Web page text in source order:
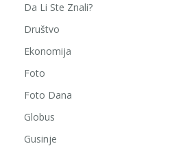
Da Li Ste Znali?
Društvo
Ekonomija
Foto
Foto Dana
Globus
Gusinje